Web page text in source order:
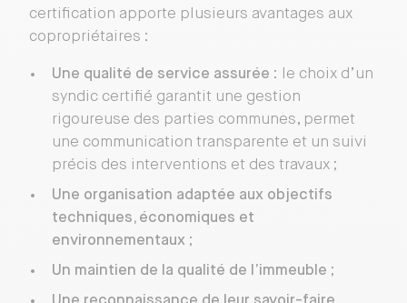
certification apporte plusieurs avantages aux
copropriétaires :
Une qualité de service assurée : le choix d’un
syndic certifié garantit une gestion
rigoureuse des parties communes, permet
une communication transparente et un suivi
précis des interventions et des travaux ;
Une organisation adaptée aux objectifs
techniques, économiques et
environnementaux ;
Un maintien de la qualité de l’immeuble ;